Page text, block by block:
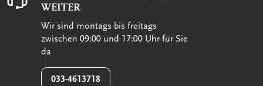
WEITER
Wir sind montags bis freitags
zwischen 09:00 und 17:00 Uhr für Sie
da
033-4613718